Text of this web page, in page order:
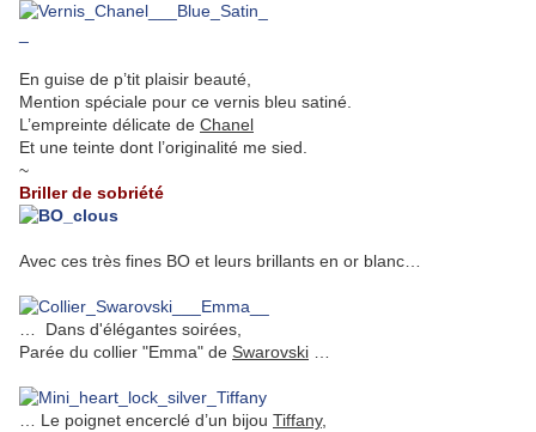
En guise de p’tit plaisir beauté,
Mention spéciale pour ce vernis bleu satiné.
L’empreinte délicate de Chanel
Et une teinte dont l’originalité me sied.
~
Briller de sobriété
Avec ces très fines BO et leurs brillants en or blanc…
… Dans d'élégantes soirées,
Parée du collier "Emma" de Swarovski
… Le poignet encerclé d’un bijou Tiffany,